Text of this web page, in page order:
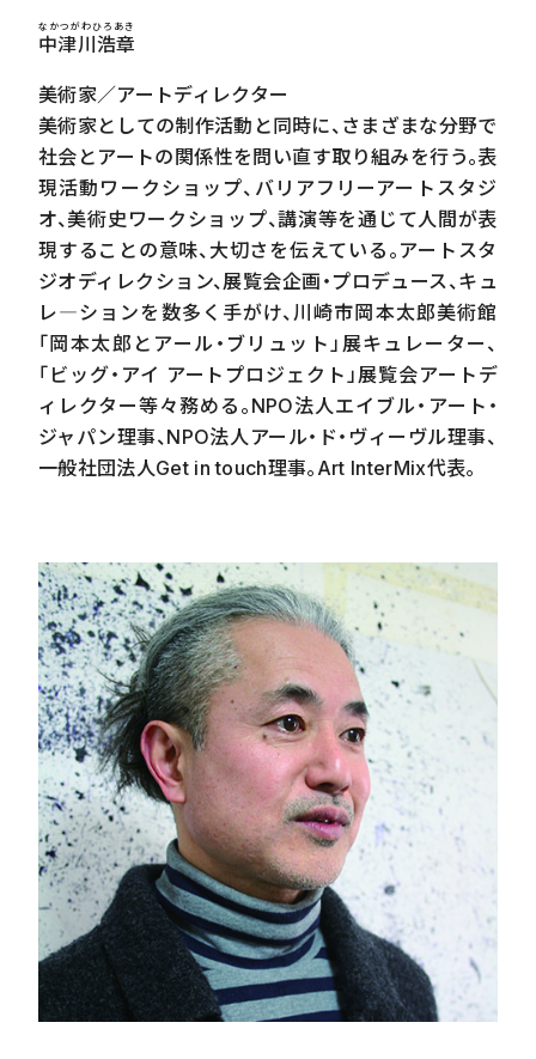
中津川浩章
なかつがわひろあき
美術家／アートディレクター
美術家としての制作活動と同時に、さまざまな分野で
社会とアートの関係性を問い直す取り組みを行う。表
現活動ワークショップ、バリアフリーアートスタジ
オ、美術史ワークショップ、講演等を通じて人間が表
現することの意味、大切さを伝えている。アートスタ
ジオディレクション、展覧会企画・プロデュース、キュ
レ―ションを数多く手がけ、川崎市岡本太郎美術館
「岡本太郎とアール・ブリュット」展キュレーター、
「ビッグ・アイ アートプロジェクト」展覧会アートデ
ィレクター等々務める。 NPO法人エイブル・アート・
ジャパン理事、 NPO法人アール・ド・ヴィーヴル理事、
一般社団法人Get in touch理事。 Art InterMix代表。